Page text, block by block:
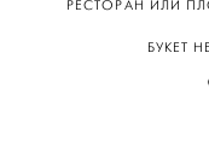
РЕСТОРАН ИЛИ
БУКЕТ